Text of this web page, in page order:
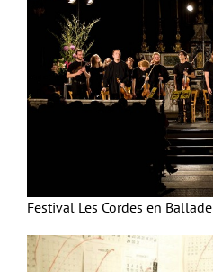
Festival Les Cordes en Ballade